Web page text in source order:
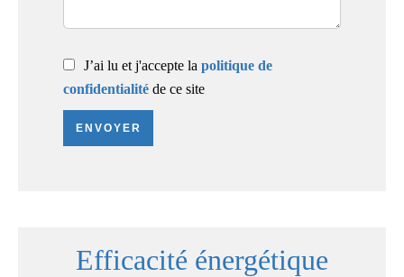
J’ai lu et j'accepte la politique de
confidentialité de ce site
ENVOYER
Efficacité énergétique